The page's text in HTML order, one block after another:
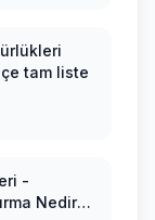
tam liste
-
Nedir